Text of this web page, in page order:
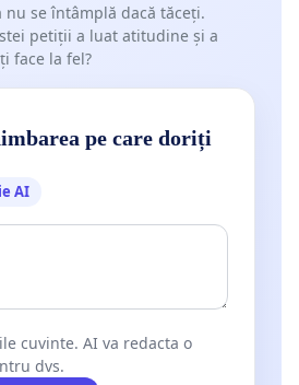
nu se întâmplă dacă tăceți.
petiții a luat atitudine și a
face la fel?
pe care doriți
AI
cuvinte. AI va redacta o
dvs.